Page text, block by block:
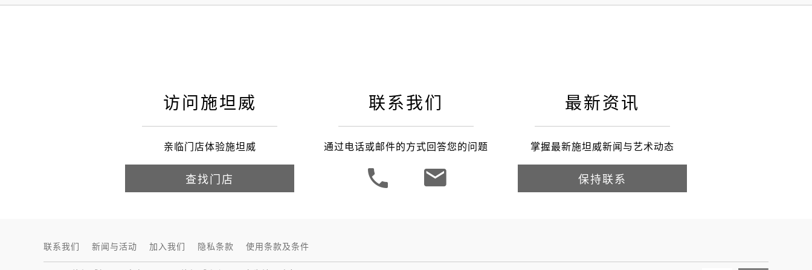
访问施坦威
亲临门店体验施坦威
查找门店
联系我们
通过电话或邮件的方式回答您的问题
最新资讯
掌握最新施坦威新闻与艺术动态
保持联系
联系我们 新闻与活动 加入我们 隐私条款 使用条款及条件